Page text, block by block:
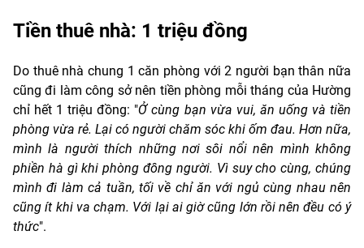
Tiền thuê nhà: 1 triệu đồng
Do thuê nhà chung 1 căn phòng với 2 người bạn thân nữa
cũng đi làm công sở nên tiền phòng mỗi tháng của Hường
chỉ hết 1 triệu đồng: "Ở cùng bạn vừa vui, ăn uống và tiền
phòng vừa rẻ. Lại có người chăm sóc khi ốm đau. Hơn nữa,
mình là người thích những nơi sôi nổi nên mình không
phiền hà gì khi phòng đông người. Vì suy cho cùng, chúng
mình đi làm cả tuần, tối về chỉ ăn với ngủ cùng nhau nên
cũng ít khi va chạm. Với lại ai giờ cũng lớn rồi nên đều có ý
thức".